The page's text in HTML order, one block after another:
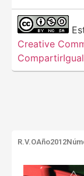
Creative
R.V.OAño2012